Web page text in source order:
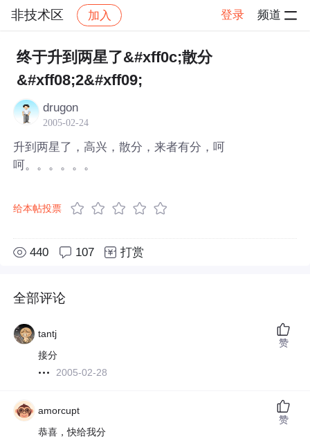
非技术区 加入 登录 频道
社区 非技术区 帖子详情
终于升到两星了&#xff0c;散分
&#xff08;2&#xff09;
drugon
2005-02-24
升到两星了，高兴，散分，来者有分，呵
呵。。。。。。
给本帖投票
440 107 打赏
全部评论
tantj
接分
2005-02-28
赞
amorcupt
恭喜，快给我分
赞